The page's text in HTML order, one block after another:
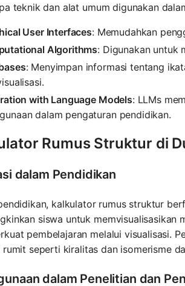
teknik dan alat umum digunakan
User Interfaces: Memudahkan
Algorithms: Digunakan untuk
: Menyimpan informasi tentang
with Language Models: LLMs
dalam pengaturan pendidikan.
Rumus Struktur di
dalam Pendidikan
kalkulator rumus struktur
siswa untuk
pembelajaran melalui visualisasi.
rumit seperti kiralitas dan isomerisme
dalam Penelitian dan